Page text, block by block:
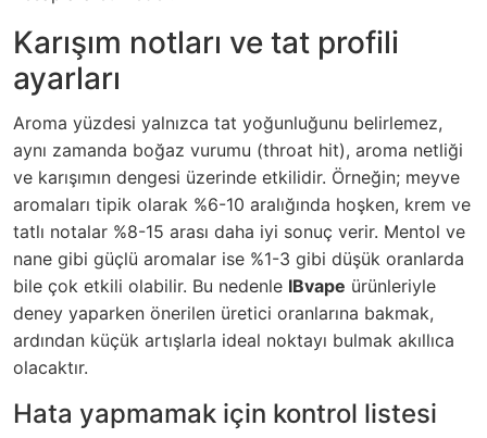
Karışım notları ve tat profili
ayarları
Aroma yüzdesi yalnızca tat yoğunluğunu belirlemez,
aynı zamanda boğaz vurumu (throat hit), aroma netliği
ve karışımın dengesi üzerinde etkilidir. Örneğin; meyve
aromaları tipik olarak %6-10 aralığında hoşken, krem ve
tatlı notalar %8-15 arası daha iyi sonuç verir. Mentol ve
nane gibi güçlü aromalar ise %1-3 gibi düşük oranlarda
bile çok etkili olabilir. Bu nedenle IBvape ürünleriyle
deney yaparken önerilen üretici oranlarına bakmak,
ardından küçük artışlarla ideal noktayı bulmak akıllıca
olacaktır.
Hata yapmamak için kontrol listesi